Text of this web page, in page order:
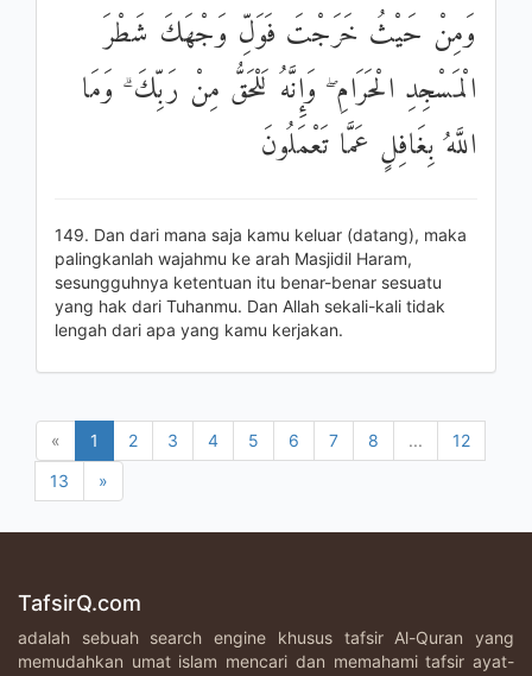
وَمِنْ حَيْثُ خَرَجْتَ فَوَلِّ وَجْهَكَ شَطْرَ
الْمَسْجِدِ الْحَرَامِ ۖ وَإِنَّهُ لَلْحَقُّ مِنْ رَبِّكَ ۗ وَمَا
اللَّهُ بِغَافِلٍ عَمَّا تَعْمَلُونَ
149. Dan dari mana saja kamu keluar (datang), maka
palingkanlah wajahmu ke arah Masjidil Haram,
sesungguhnya ketentuan itu benar-benar sesuatu
yang hak dari Tuhanmu. Dan Allah sekali-kali tidak
lengah dari apa yang kamu kerjakan.
« 1 2 3 4 5 6 7 8 ...
12
13
»
TafsirQ.com
adalah sebuah search engine khusus tafsir Al-Quran yang
memudahkan umat islam mencari dan memahami tafsir ayat-